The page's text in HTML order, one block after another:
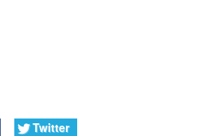
Twitter